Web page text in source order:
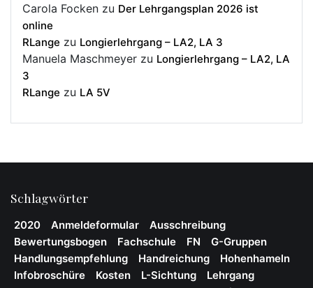
Carola Focken zu Der Lehrgangsplan 2026 ist
online
RLange zu Longierlehrgang – LA2, LA 3
Manuela Maschmeyer zu Longierlehrgang – LA2, LA
3
RLange zu LA 5V
Schlagwörter
2020 Anmeldeformular
Ausschreibung
Bewertungsbogen
Fachschule FN
G-Gruppen
Handlungsempfehlung
Handreichung
Hohenhameln
Infobroschüre
Kosten L-Sichtung
Lehrgang